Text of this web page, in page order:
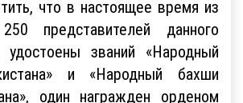
что в настоящее время из
представителей данного
удостоены званий «Народный
и «Народный бахши
один награжден орденом